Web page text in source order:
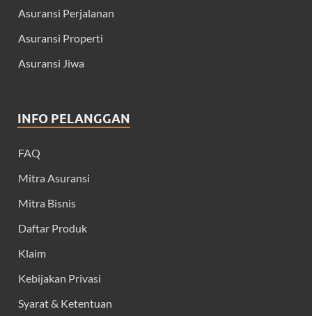
Asuransi Perjalanan
Asuransi Properti
Asuransi Jiwa
INFO PELANGGAN
FAQ
Mitra Asuransi
Mitra Bisnis
Daftar Produk
Klaim
Kebijakan Privasi
Syarat & Ketentuan